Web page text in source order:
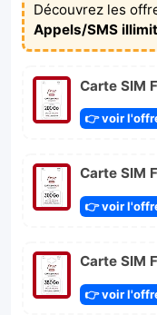
Découvrez les
Appels/SMS
Carte SIM
👉 voir
Carte SIM
👉 voir
Carte SIM
👉 voir